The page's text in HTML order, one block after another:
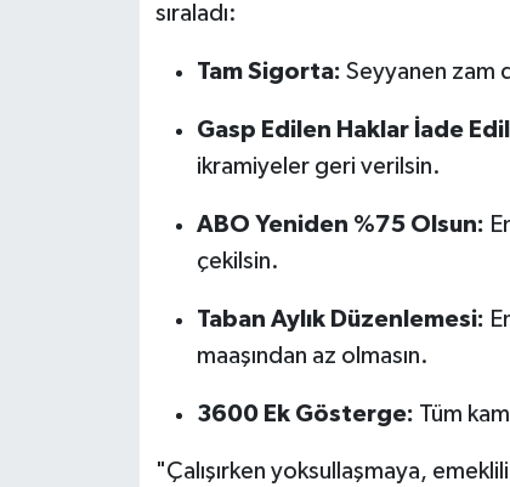
sıraladı:
Tam Sigorta: Seyyanen zam
Gasp Edilen Haklar İade
ikramiyeler geri verilsin.
ABO Yeniden %75 Olsun:
çekilsin.
Taban Aylık Düzenlemesi:
maaşından az olmasın.
3600 Ek Gösterge: Tüm
"Çalışırken yoksullaşmaya,